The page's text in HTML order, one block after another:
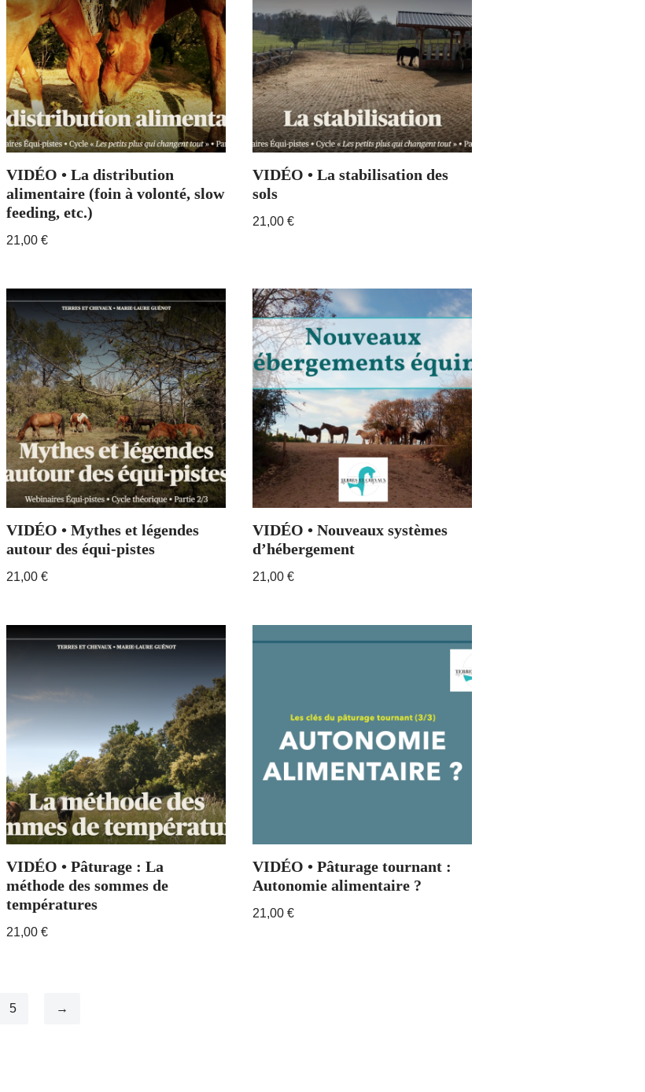
VIDÉO • La distribution
alimentaire (foin à volonté, slow
feeding, etc.)
21,00€
VIDÉO • La stabilisation des
sols
21,00€
VIDÉO • Mythes et légendes
autour des équi-pistes
21,00€
VIDÉO • Nouveaux systèmes
d’hébergement
21,00€
VIDÉO • Pâturage : La
méthode des sommes de
températures
21,00€
VIDÉO • Pâturage tournant :
Autonomie alimentaire ?
21,00€
5 →